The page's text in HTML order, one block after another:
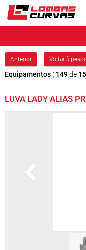
Anterior Voltar à
Equipamentos (149de
LUVA LADY ALIAS